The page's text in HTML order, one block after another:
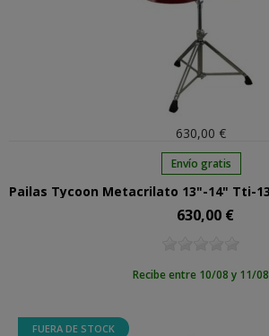
630,00 €
Envío gratis
Precio
630,00 €
Recibe entre 10/08 y 11/08
FUERA DE STOCK